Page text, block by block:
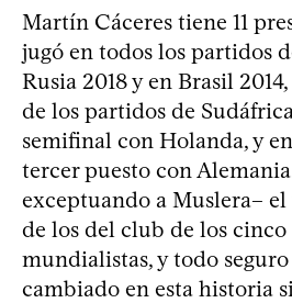
Martín Cáceres tiene 11
jugó en todos los partidos
Rusia 2018 y en Brasil
de los partidos de
semifinal con Holanda, y
tercer puesto con
exceptuando a Muslera–
de los del club de los
mundialistas, y todo
cambiado en esta historia